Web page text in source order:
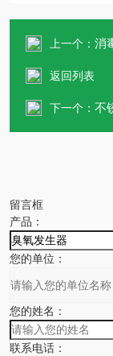
上一个： 消
返回列表
下一个： 不
留言框
产品：
您的单位：
您的姓名：
联系电话：